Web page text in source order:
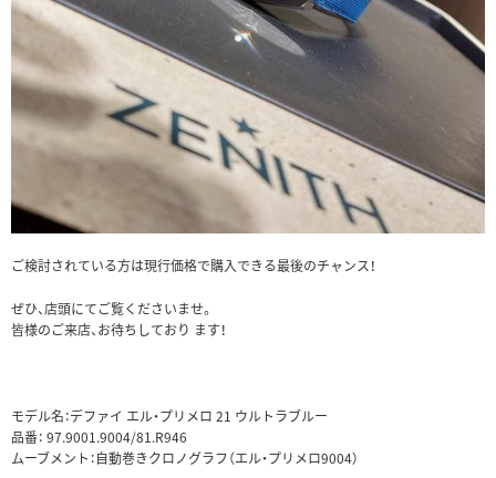
ご検討されている方は現行価格で購入できる最後のチャンス！
ぜひ、店頭にてご覧くださいませ。
皆様のご来店、お待ちしており ます！
モデル名：デファイ エル・プリメロ 21 ウルトラブルー
品番： 97.9001.9004/81.R946
ムーブメント：自動巻きクロノグラフ（エル・プリメロ9004）